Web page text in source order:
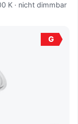
K · nicht dimmbar
G